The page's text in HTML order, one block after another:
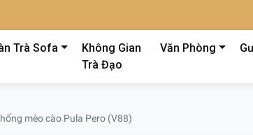
Trà Sofa
Không Gian
Trà Đạo
Văn Phòng
mèo cào Pula Pero (V88)